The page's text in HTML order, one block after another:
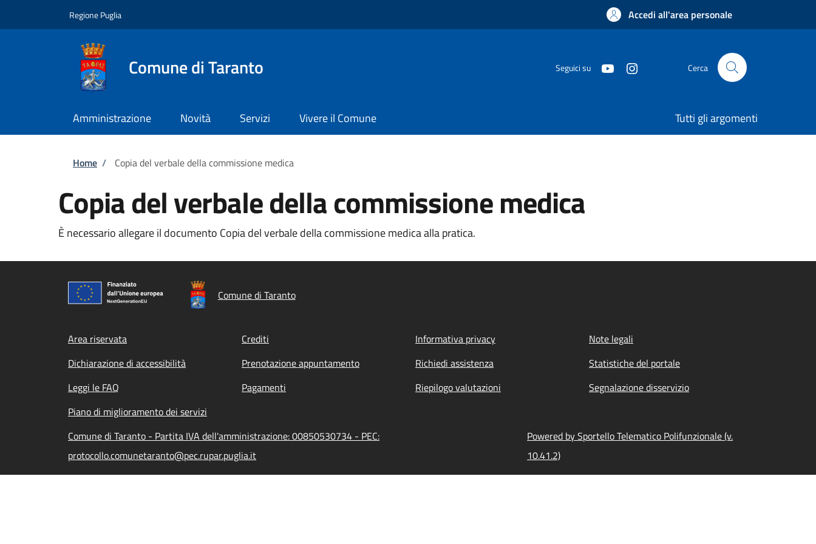
Regione Puglia Accedi all'area personale
Comune di Taranto Seguici su Cerca
Amministrazione Novità Servizi Vivere il Comune Tutti gli argomenti
Briciole di pane
Home / Copia del verbale della commissione medica
Copia del verbale della commissione medica
È necessario allegare il documento Copia del verbale della commissione medica alla pratica.
Comune di Taranto
Footer menu
Area riservata Crediti Informativa privacy
Note legali
Dichiarazione di accessibilità
Prenotazione appuntamento Richiedi assistenza
Statistiche del portale
Leggi le FAQ
Pagamenti Riepilogo valutazioni
Segnalazione disservizio
Piano di miglioramento dei servizi
Comune di Taranto - Partita IVA dell'amministrazione: 00850530734 - PEC:
protocollo.comunetaranto@pec.rupar.puglia.it
Powered by Sportello Telematico Polifunzionale (v.
10.41.2)